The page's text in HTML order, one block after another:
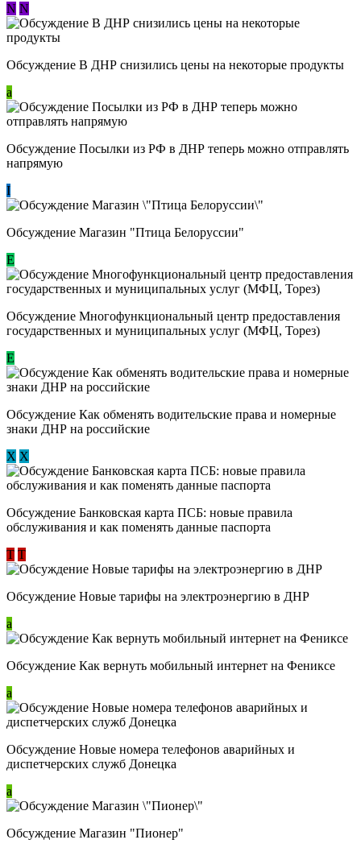
N N
Обсуждение В ДНР снизились цены на некоторые продукты
a
Обсуждение Посылки из РФ в ДНР теперь можно отправлять
напрямую
I
Обсуждение Магазин "Птица Белоруссии"
Е
Обсуждение Многофункциональный центр предоставления
государственных и муниципальных услуг (МФЦ, Торез)
E
Обсуждение ​Как обменять водительские права и номерные
знаки ДНР на российские
Х Х
Обсуждение ​Банковская карта ПСБ: новые правила
обслуживания и как поменять данные паспорта
Т Т
Обсуждение Новые тарифы на электроэнергию в ДНР
a
Обсуждение Как вернуть мобильный интернет на Фениксе
a
Обсуждение Новые номера телефонов аварийных и
диспетчерских служб Донецка
a
Обсуждение Магазин "Пионер"